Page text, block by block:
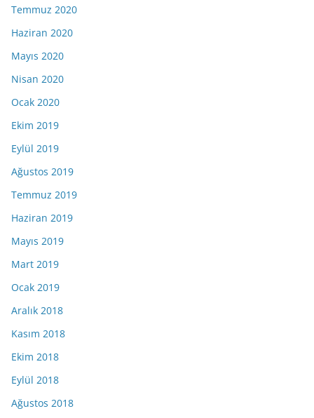
Temmuz 2020
Haziran 2020
Mayıs 2020
Nisan 2020
Ocak 2020
Ekim 2019
Eylül 2019
Ağustos 2019
Temmuz 2019
Haziran 2019
Mayıs 2019
Mart 2019
Ocak 2019
Aralık 2018
Kasım 2018
Ekim 2018
Eylül 2018
Ağustos 2018